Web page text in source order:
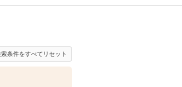
条件をすべてリセット